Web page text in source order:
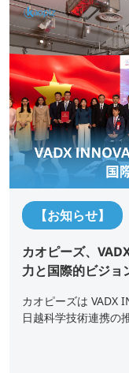
【お知らせ】
カオピーズ、
力と国際的ビジョ
カオピーズは VADX
日越科学技術連携の